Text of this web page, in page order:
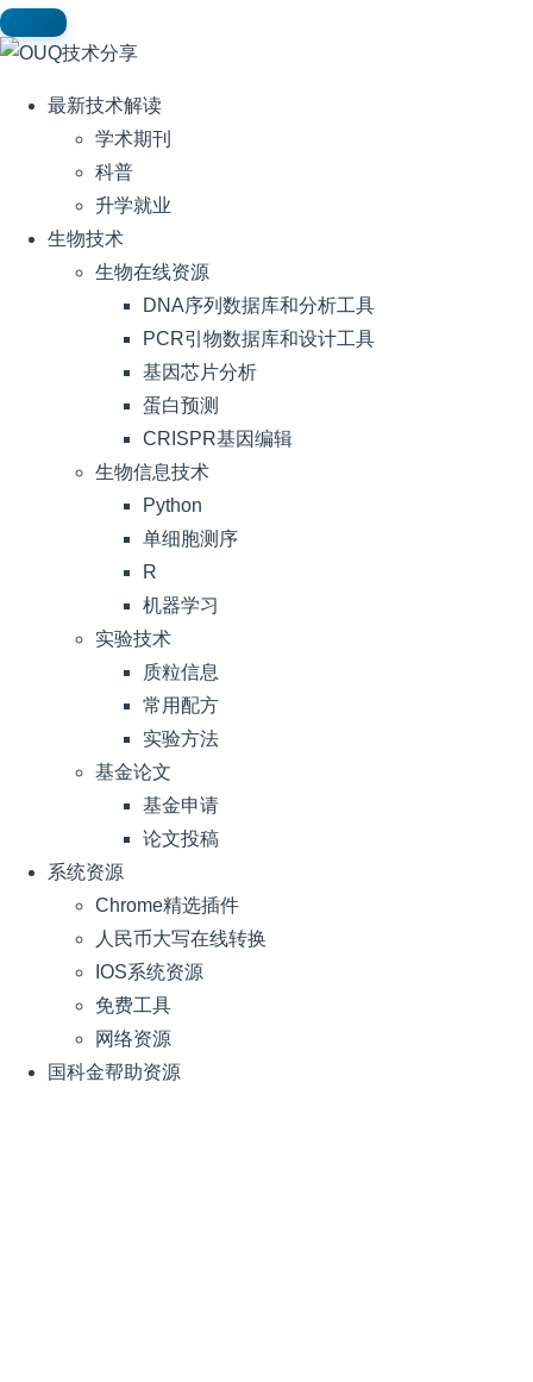
最新技术解读
学术期刊
科普
升学就业
生物技术
生物在线资源
DNA序列数据库和分析工具
PCR引物数据库和设计工具
基因芯片分析
蛋白预测
CRISPR基因编辑
生物信息技术
Python
单细胞测序
R
机器学习
实验技术
质粒信息
常用配方
实验方法
基金论文
基金申请
论文投稿
系统资源
Chrome精选插件
人民币大写在线转换
IOS系统资源
免费工具
网络资源
国科金帮助资源